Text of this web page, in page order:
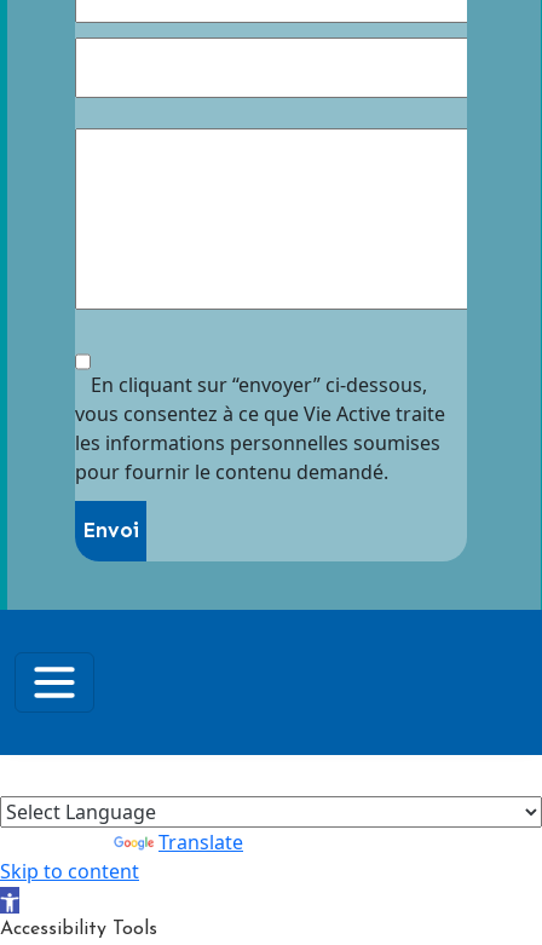
En cliquant sur “envoyer” ci-dessous,
vous consentez à ce que Vie Active traite
les informations personnelles soumises
pour fournir le contenu demandé.
Translate
Skip to content
Open toolbar
Accessibility Tools